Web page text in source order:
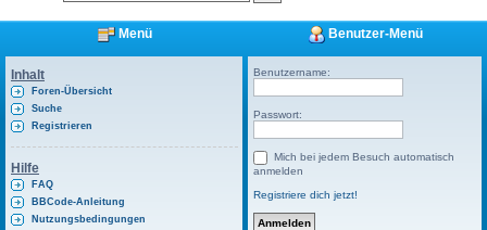
Menü
Inhalt
Foren-Übersicht
Suche
Registrieren
Hilfe
FAQ
BBCode-Anleitung
Nutzungsbedingungen
Benutzer-Menü
Benutzername:
Passwort:
Mich bei jedem Besuch automatisch
anmelden
Registriere dich jetzt!